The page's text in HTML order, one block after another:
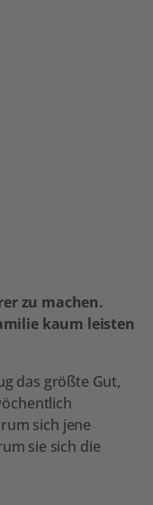
zu machen.
kaum leisten
das größte Gut,
sich jene
sie sich die